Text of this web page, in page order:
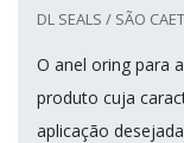
DL SEALS / SÃO
O anel oring para
produto cuja
aplicação